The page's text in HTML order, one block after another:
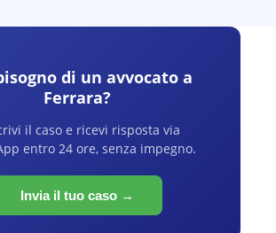
di un avvocato a
Ferrara?
il caso e ricevi risposta via
entro 24 ore, senza impegno.
Invia il tuo caso →